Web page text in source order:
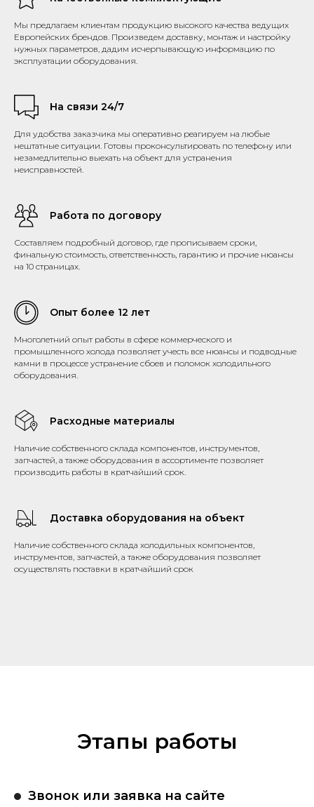
Мы предлагаем клиентам продукцию высокого качества ведущих
Европейских брендов. Произведем доставку, монтаж и настройку
нужных параметров, дадим исчерпывающую информацию по
эксплуатации оборудования.
На связи 24/7
Для удобства заказчика мы оперативно реагируем на любые
нештатные ситуации. Готовы проконсультировать по телефону или
незамедлительно выехать на объект для устранения
неисправностей.
Работа по договору
Составляем подробный договор, где прописываем сроки,
финальную стоимость, ответственность, гарантию и прочие нюансы
на 10 страницах.
Опыт более 12 лет
Многолетний опыт работы в сфере коммерческого и
промышленного холода позволяет учесть все нюансы и подводные
камни в процессе устранение сбоев и поломок холодильного
оборудования.
Расходные материалы
Наличие собственного склада компонентов, инструментов,
запчастей, а также оборудования в ассортименте позволяет
производить работы в кратчайший срок.
Доставка оборудования на объект
Наличие собственного склада холодильных компонентов,
инструментов, запчастей, а также оборудования позволяет
осуществлять поставки в кратчайший срок
Этапы работы
Звонок или заявка на сайте